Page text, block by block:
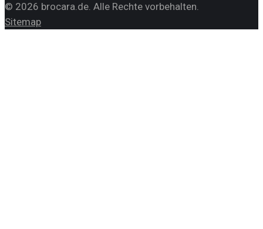
© 2026 brocara.de. Alle Rechte vorbehalten.
Sitemap